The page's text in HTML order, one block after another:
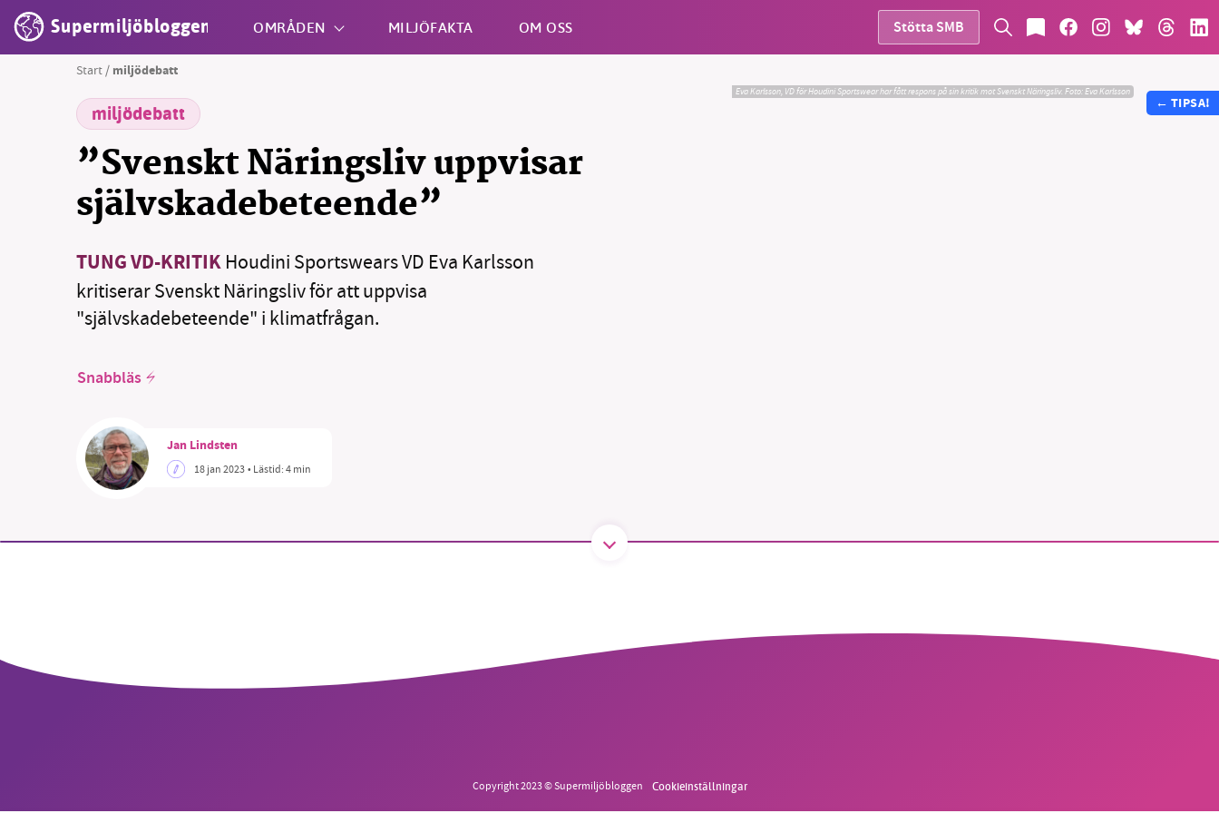
Supermiljöbloggen OMRÅDEN MILJÖFAKTA OM OSS Stötta SMB
Start / miljödebatt
miljödebatt
”Svenskt Näringsliv uppvisar
självskadebeteende”
TUNG VD-KRITIK Houdini Sportswears VD Eva Karlsson
kritiserar Svenskt Näringsliv för att uppvisa
"självskadebeteende" i klimatfrågan.
Snabbläs
Jan Lindsten
18 jan 2023• Lästid:4 min
Eva Karlsson, VD för Houdini Sportswear har fått respons på sin kritik mot Svenskt Näringsliv. Foto: Eva Karlsson
← TIPSA!
Copyright 2023 © Supermiljöbloggen Cookieinställningar
ideella redaktion drivit miljödebatten framåt genom
Stötta vårt arbete genom att swisha en slant till